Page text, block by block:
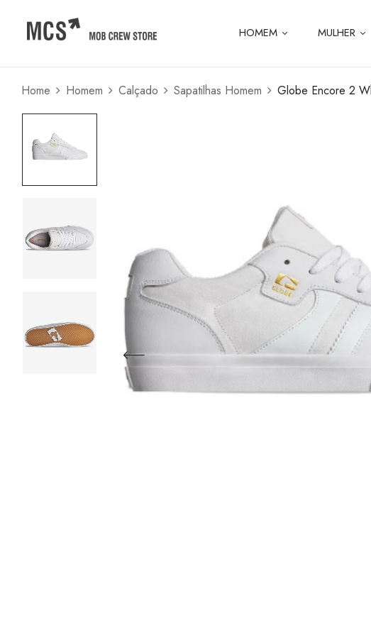
HOMEM MULHER
Home Homem Calçado Sapatilhas Homem Globe Encore 2